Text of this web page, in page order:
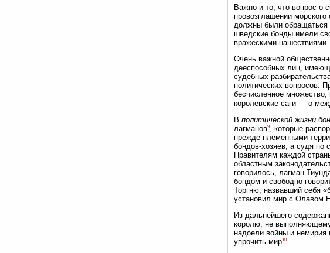
Важно и то, что вопрос о
провозглашении
должны были обращаться
шведские бонды имели
вражескими нашествиями.
Очень важной
дееспособных лиц,
судебных
политических вопросов.
бесчисленное
королевские саги — о
В политической жизни
лагманов9
, которые
прежде племенными
бондов-хозяев, а судя по
Правителям каждой
областным
говорилось, лагман
бондом и свободно
Торгню, назвавший себя
установил мир с Олавом
Из дальнейшего
королю, не
надоели войны и немирия
упрочить мир10.